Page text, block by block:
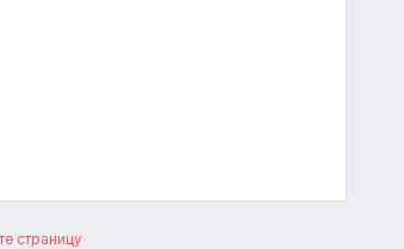
страницу